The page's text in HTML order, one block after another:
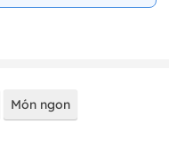
Món ngon